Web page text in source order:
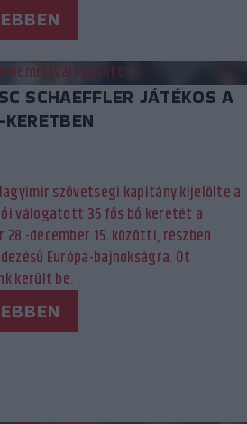
KiemeltVálogatott
SCHAEFFLER JÁTÉKOS A
szövetségi kapitány kijelölte a
válogatott 35 fős bő keretét a
28.-december 15. közötti, részben
Európa-bajnokságra. Öt
került be.